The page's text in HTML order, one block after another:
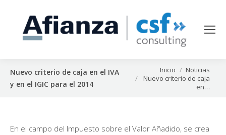
Nuevo criterio de caja en el IVA
y en el IGIC para el 2014
Estás aquí:Inicio
Noticias
Nuevo criterio de caja
en…
En el campo del Impuesto sobre el Valor Añadido, se crea